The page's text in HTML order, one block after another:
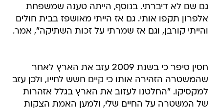
גם שם לא דיברתי. בנוסף, הייתה טענה שמשפחת
אלפרון תקפו אותי. גם אז הייתי מאושפז בבית חולים
והייתי קורבן, וגם אז שמרתי על זכות השתיקה", אמר.
חסין סיפר כי בשנת 2009 עזב את הארץ לאחר
שהמשטרה הזהירה אותו כי קיים חשש לחייו, ולכן עזב
למקסיקו. "החלטנו לעזוב את הארץ בגלל אזהרות
של המשטרה על החיים שלי, ולמען האמת הצקות